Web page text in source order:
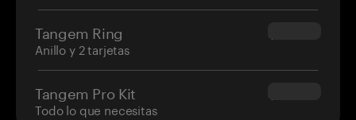
Tangem Ring
Anillo y 2 tarjetas
$160.00
Tangem Pro Kit
Todo lo que necesitas
$180.00